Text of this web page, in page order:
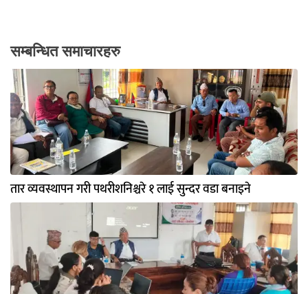
सम्बन्धित समाचारहरु
तार व्यवस्थापन गरी पथरीशनिश्चरे १ लाई सुन्दर वडा बनाइने